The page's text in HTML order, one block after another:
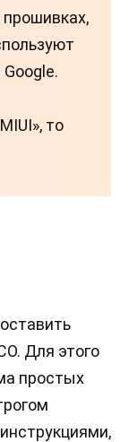
прошивках,
то
Для этого
простых